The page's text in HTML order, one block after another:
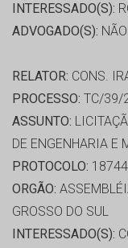
INTERESSADO(S):
ADVOGADO(S):
RELATOR: CONS.
PROCESSO: TC/39/
ASSUNTO:
DE ENGENHARIA E
PROTOCOLO:
ORGÃO:
GROSSO DO SUL
INTERESSADO(S):